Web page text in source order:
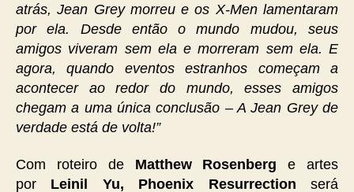
atrás, Jean Grey morreu e os X-Men lamentaram
por ela. Desde então o mundo mudou, seus
amigos viveram sem ela e morreram sem ela. E
agora, quando eventos estranhos começam a
acontecer ao redor do mundo, esses amigos
chegam a uma única conclusão – A Jean Grey de
verdade está de volta!”
Com roteiro de Matthew Rosenberg e artes
por Leinil Yu, Phoenix Resurrectionserá